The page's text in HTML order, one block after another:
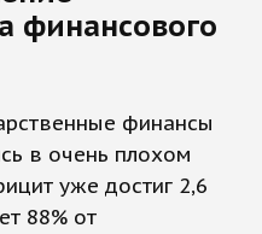
финансового
финансы
в очень плохом
уже достиг 2,6
88% от